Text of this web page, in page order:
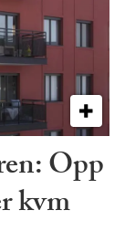
Opp
kvm